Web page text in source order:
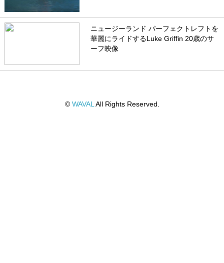
ニュージーランド パーフェクトレフトを
華麗にライドするLuke Griffin 20歳のサ
ーフ映像
© WAVAL All Rights Reserved.